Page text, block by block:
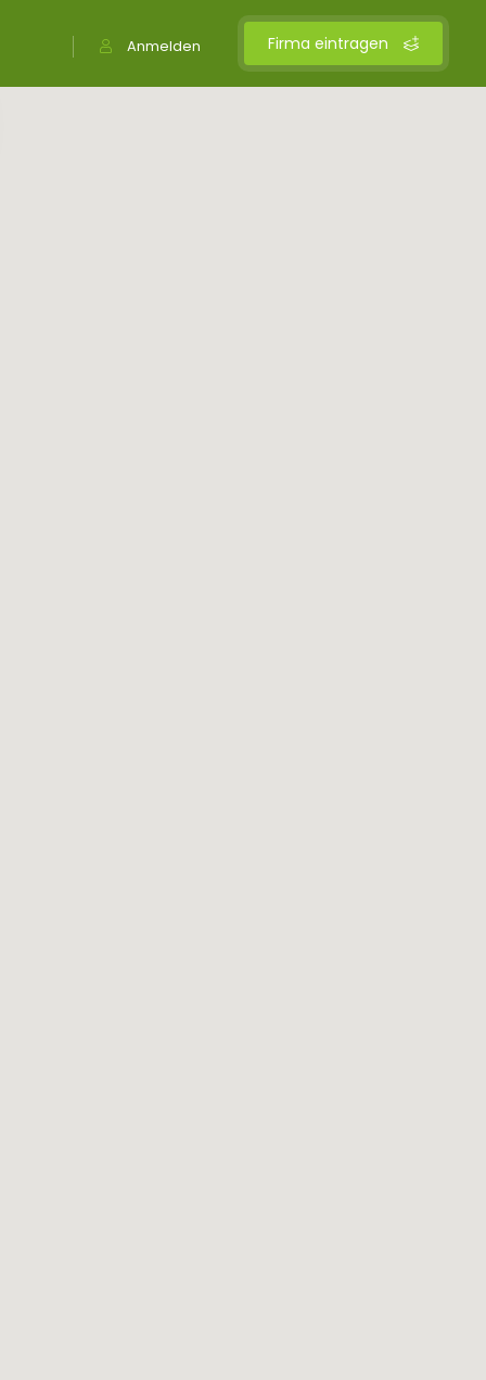
Firma eintragen
Anmelden